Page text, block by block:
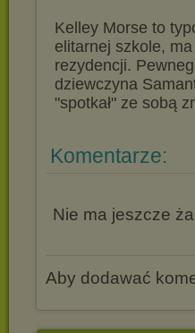
Kelley Morse to
elitarnej szkole,
rezydencji.
dziewczyna
"spotkał" ze sobą
Komentarze:
Nie ma jeszcze
Aby dodawać